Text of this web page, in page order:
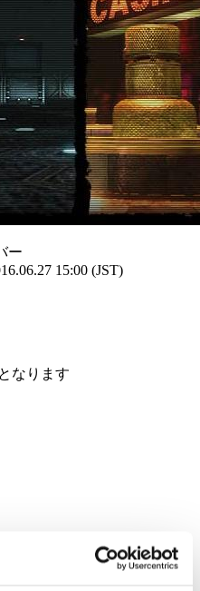
ー
15:00 (JST)
なります